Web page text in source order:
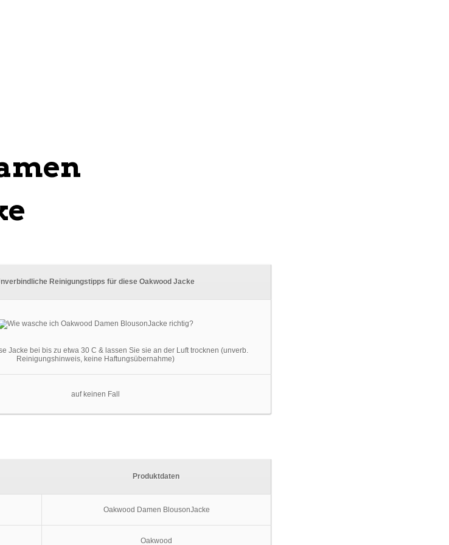
Reinigungstipps für diese Oakwood Jacke
Jacke bei bis zu etwa 30 C & lassen Sie sie an der Luft trocknen (unverb.
Reinigungshinweis, keine Haftungsübernahme)
auf keinen Fall
Produktdaten
Oakwood Damen BlousonJacke
Oakwood